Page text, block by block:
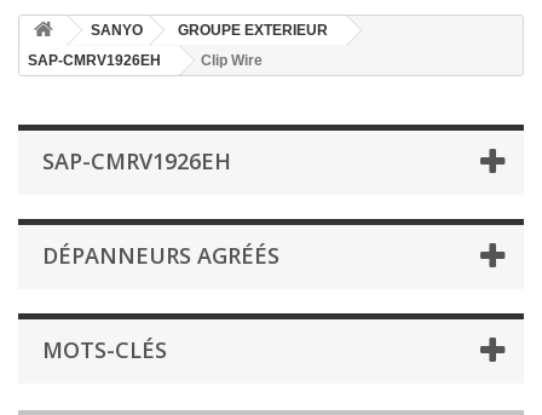
SANYO
GROUPE EXTERIEUR
SAP-CMRV1926EH
Clip Wire
SAP-CMRV1926EH
DÉPANNEURS AGRÉÉS
MOTS-CLÉS